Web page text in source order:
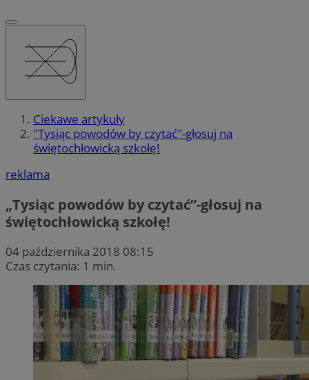
Ciekawe artykuły
"Tysiąc powodów by czytać"-głosuj na
świętochłowicką szkołę!
reklama
„Tysiąc powodów by czytać”-głosuj na
świętochłowicką szkołę!
04 października 2018 08:15
Czas czytania: 1 min.